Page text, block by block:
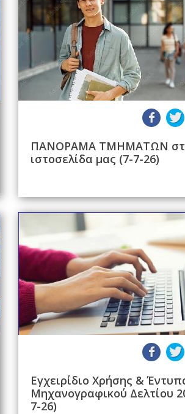
ΠΑΝΟΡΑΜΑ ΤΜΗΜΑΤΩΝ
ιστοσελίδα μας (7-7-26)
Εγχειρίδιο Χρήσης &
Μηχανογραφικού Δελτίου
7-26)